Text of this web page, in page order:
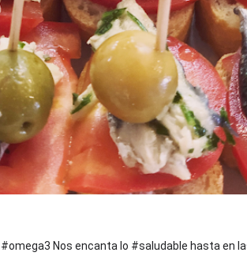
Nos encanta lo #saludable hasta en